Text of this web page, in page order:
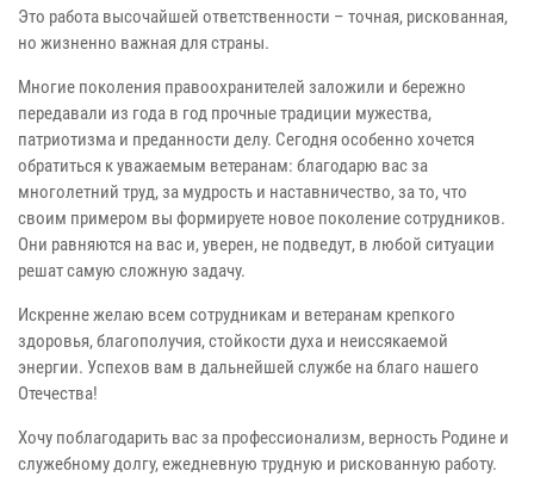
Это работа высочайшей ответственности – точная, рискованная,
но жизненно важная для страны.
Многие поколения правоохранителей заложили и бережно
передавали из года в год прочные традиции мужества,
патриотизма и преданности делу. Сегодня особенно хочется
обратиться к уважаемым ветеранам: благодарю вас за
многолетний труд, за мудрость и наставничество, за то, что
своим примером вы формируете новое поколение сотрудников.
Они равняются на вас и, уверен, не подведут, в любой ситуации
решат самую сложную задачу.
Искренне желаю всем сотрудникам и ветеранам крепкого
здоровья, благополучия, стойкости духа и неиссякаемой
энергии. Успехов вам в дальнейшей службе на благо нашего
Отечества!
Хочу поблагодарить вас за профессионализм, верность Родине и
служебному долгу, ежедневную трудную и рискованную работу.